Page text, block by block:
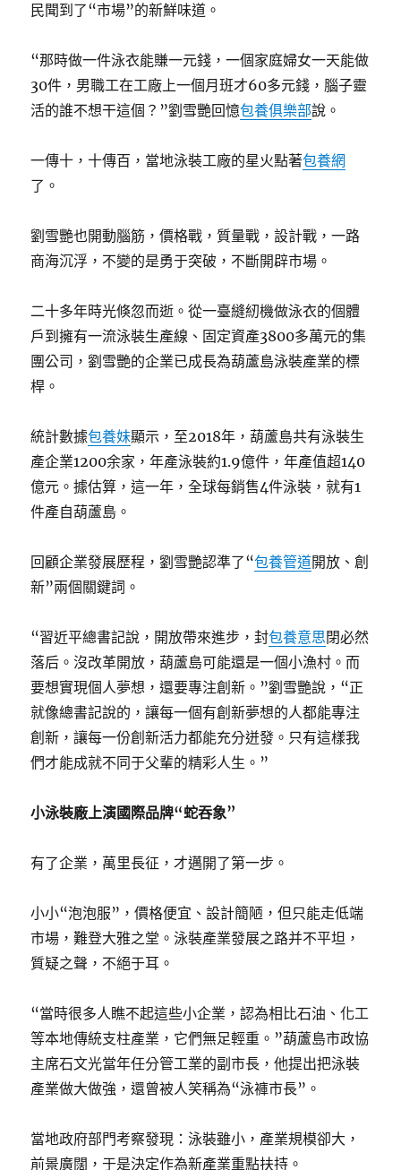
民聞到了“市場”的新鮮味道。
“那時做一件泳衣能賺一元錢，一個家庭婦女一天能做
30件，男職工在工廠上一個月班才60多元錢，腦子靈
活的誰不想干這個？”劉雪艷回憶包養俱樂部說。
一傳十，十傳百，當地泳裝工廠的星火點著包養網
了。
劉雪艷也開動腦筋，價格戰，質量戰，設計戰，一路
商海沉浮，不變的是勇于突破，不斷開辟市場。
二十多年時光倏忽而逝。從一臺縫紉機做泳衣的個體
戶到擁有一流泳裝生產線、固定資產3800多萬元的集
團公司，劉雪艷的企業已成長為葫蘆島泳裝產業的標
桿。
統計數據包養妹顯示，至2018年，葫蘆島共有泳裝生
產企業1200余家，年產泳裝約1.9億件，年產值超140
億元。據估算，這一年，全球每銷售4件泳裝，就有1
件產自葫蘆島。
回顧企業發展歷程，劉雪艷認準了“包養管道開放、創
新”兩個關鍵詞。
“習近平總書記說，開放帶來進步，封包養意思閉必然
落后。沒改革開放，葫蘆島可能還是一個小漁村。而
要想實現個人夢想，還要專注創新。”劉雪艷說，“正
就像總書記說的，讓每一個有創新夢想的人都能專注
創新，讓每一份創新活力都能充分迸發。只有這樣我
們才能成就不同于父輩的精彩人生。”
小泳裝廠上演國際品牌“蛇吞象”
有了企業，萬里長征，才邁開了第一步。
小小“泡泡服”，價格便宜、設計簡陋，但只能走低端
市場，難登大雅之堂。泳裝產業發展之路并不平坦，
質疑之聲，不絕于耳。
“當時很多人瞧不起這些小企業，認為相比石油、化工
等本地傳統支柱產業，它們無足輕重。”葫蘆島市政協
主席石文光當年任分管工業的副市長，他提出把泳裝
產業做大做強，還曾被人笑稱為“泳褲市長”。
當地政府部門考察發現：泳裝雖小，產業規模卻大，
前景廣闊，于是決定作為新產業重點扶持。